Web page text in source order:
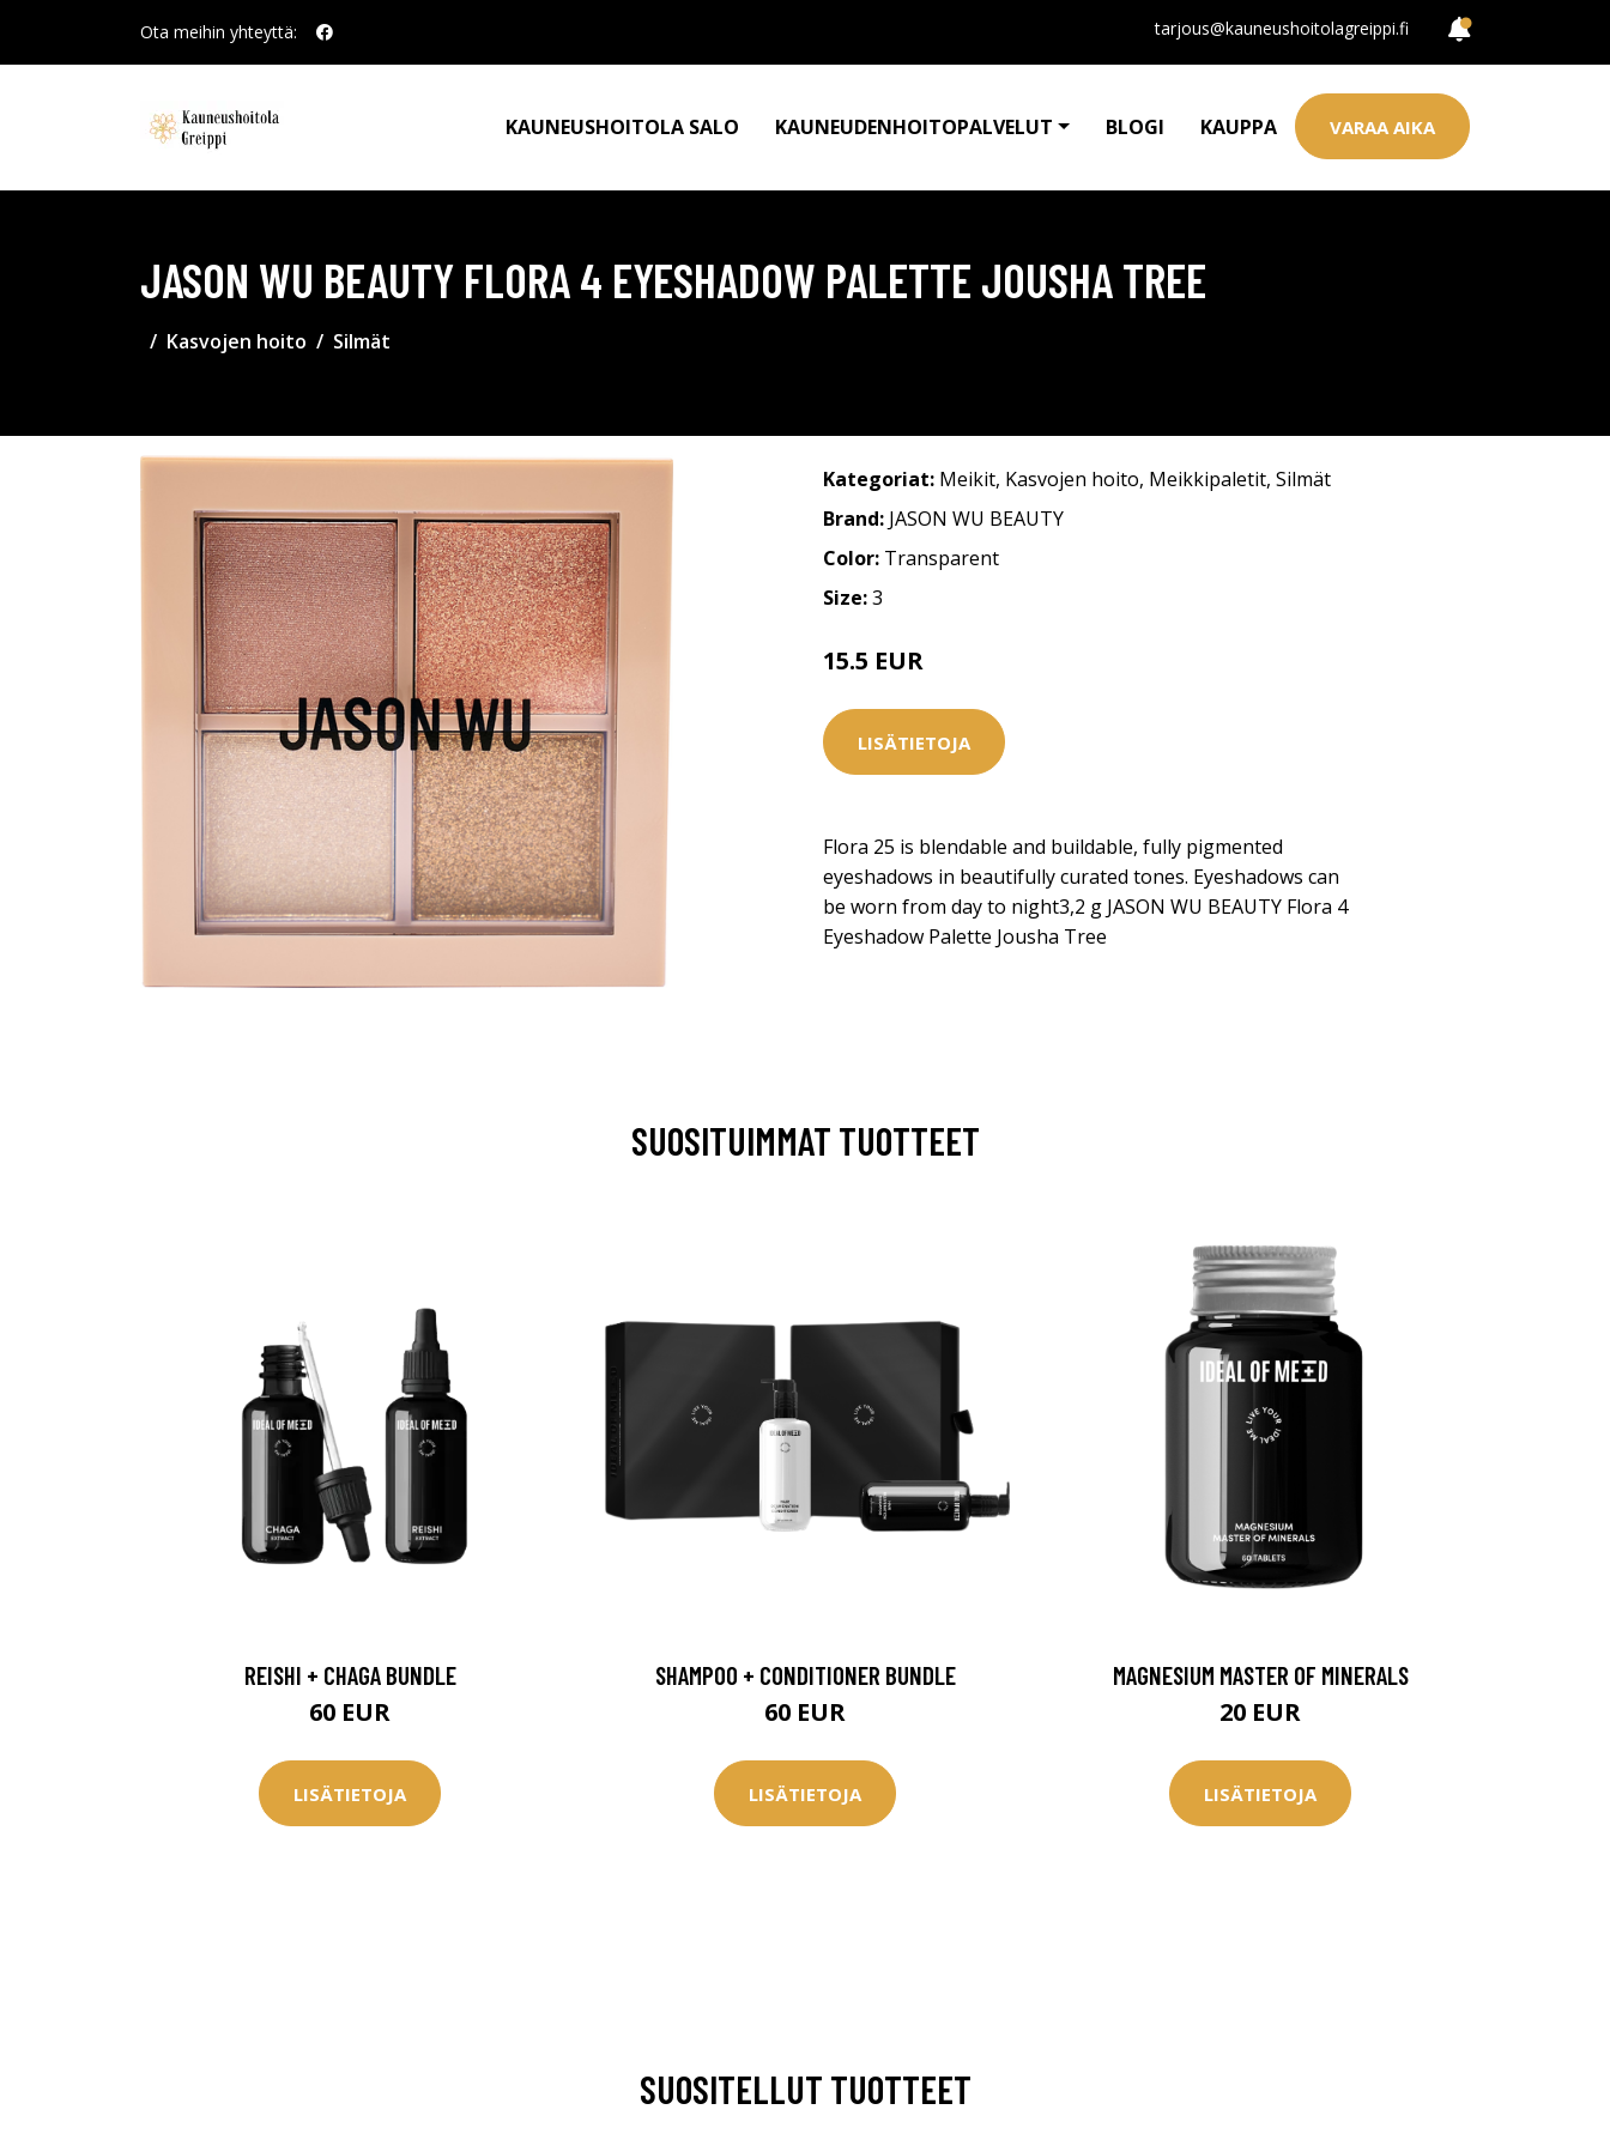
Ota meihin yhteyttä: tarjous@kauneushoitolagreippi.fi
KAUNEUSHOITOLA SALO KAUNEUDENHOITOPALVELUT BLOGI KAUPPA VARAA AIKA
JASON WU BEAUTY FLORA 4 EYESHADOW PALETTE JOUSHA TREE
Kasvojen hoito Silmät
Kategoriat: Meikit, Kasvojen hoito, Meikkipaletit, Silmät
Brand: JASON WU BEAUTY
Color: Transparent
Size:3
15.5 EUR
LISÄTIETOJA
Flora 25 is blendable and buildable, fully pigmented
eyeshadows in beautifully curated tones. Eyeshadows can
be worn from day to night3,2 g JASON WU BEAUTY Flora 4
Eyeshadow Palette Jousha Tree
SUOSITUIMMAT TUOTTEET
REISHI + CHAGA BUNDLE
60 EUR
LISÄTIETOJA
SHAMPOO + CONDITIONER BUNDLE
60 EUR
LISÄTIETOJA
MAGNESIUM MASTER OF MINERALS
20 EUR
LISÄTIETOJA
SUOSITELLUT TUOTTEET